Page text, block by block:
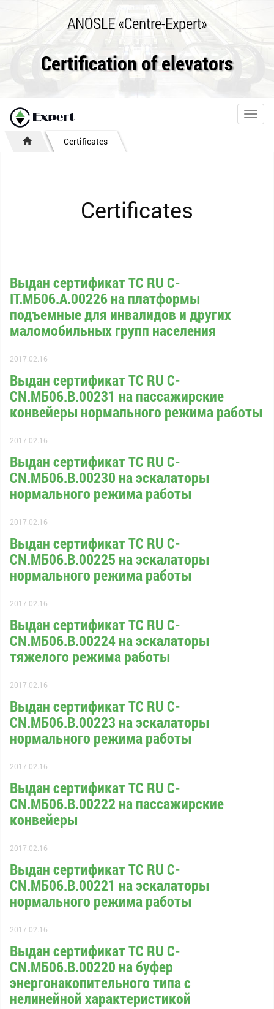
ANOSLE «Centre-Expert»
Certification of elevators
Certificates
Certificates
Выдан сертификат ТС RU С-
IT.МБ06.А.00226 на платформы
подъемные для инвалидов и других
маломобильных групп населения
2017.02.16
Выдан сертификат ТС RU С-
CN.МБ06.В.00231 на пассажирские
конвейеры нормального режима работы
2017.02.16
Выдан сертификат ТС RU С-
CN.МБ06.В.00230 на эскалаторы
нормального режима работы
2017.02.16
Выдан сертификат ТС RU С-
CN.МБ06.В.00225 на эскалаторы
нормального режима работы
2017.02.16
Выдан сертификат ТС RU С-
CN.МБ06.В.00224 на эскалаторы
тяжелого режима работы
2017.02.16
Выдан сертификат ТС RU С-
CN.МБ06.В.00223 на эскалаторы
нормального режима работы
2017.02.16
Выдан сертификат ТС RU С-
CN.МБ06.В.00222 на пассажирские
конвейеры
2017.02.16
Выдан сертификат ТС RU С-
CN.МБ06.В.00221 на эскалаторы
нормального режима работы
2017.02.16
Выдан сертификат ТС RU С-
CN.МБ06.В.00220 на буфер
энергонакопительного типа с
нелинейной характеристикой